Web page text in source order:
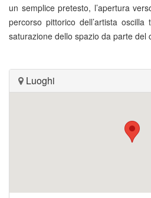
un semplice pretesto, l’apertura
percorso pittorico dell’artista
saturazione dello spazio da parte del
Luoghi